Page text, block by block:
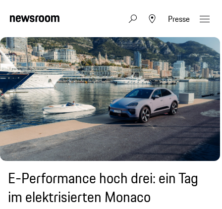
Presse
E-Performance hoch drei: ein Tag
im elektrisierten Monaco